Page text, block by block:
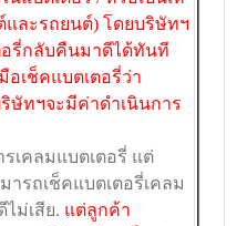
และรถยนต์) โดยบริษัทฯ
อรี่กลับคืนมาดีได้ทันที
อเช็คแบตเตอรี่ว่า
ษัทฯจะมีค่าดำเนินการ
เคลมแบตเตอรี่ แต่
รถเช็คแบตเตอรี่เคลม
ม่เสีย. แต่ลูกค้า